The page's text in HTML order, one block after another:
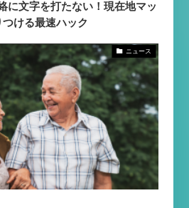
に文字を打たない！現在地マッ
ける最速ハック
ニュース